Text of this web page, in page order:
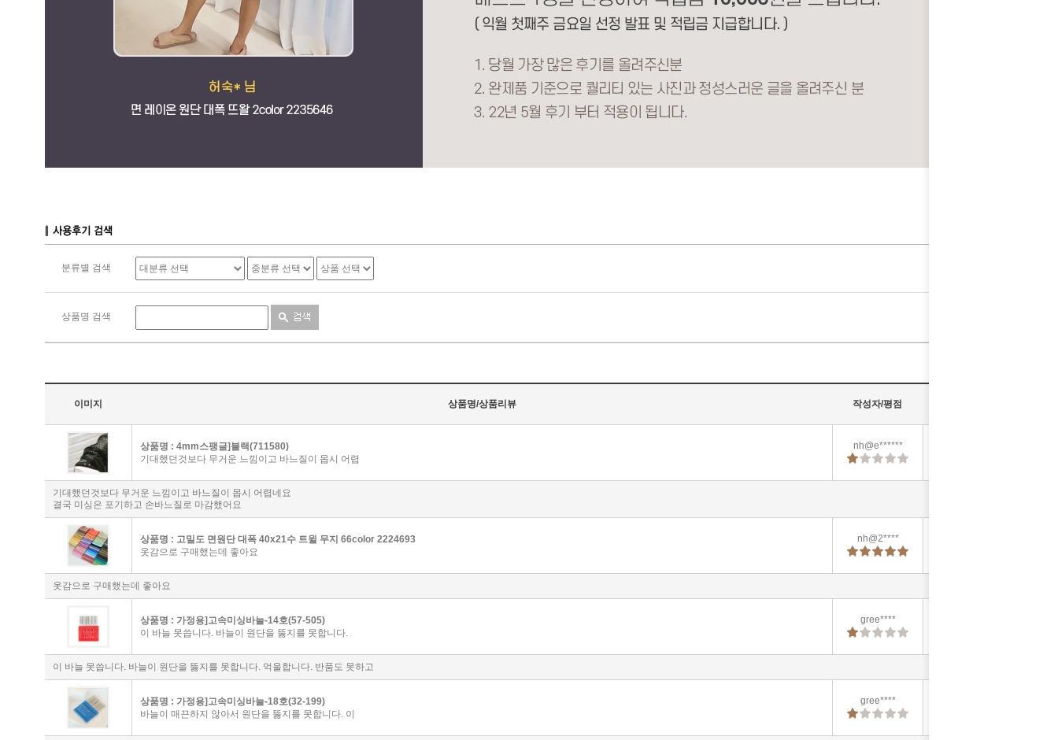
분류별 검색
상품명 검색
이미지 상품명/상품리뷰 작성자/평점
상품명 : 4mm스팽글]블랙(711580)
기대했던것보다 무거운 느낌이고 바느질이 몹시 어렵
nh@e******
기대했던것보다 무거운 느낌이고 바느질이 몹시 어렵네요
결국 미싱은 포기하고 손바느질로 마감했어요
상품명 : 고밀도 면원단 대폭 40x21수 트윌 무지 66color 2224693
옷감으로 구매했는데 좋아요
nh@2****
옷감으로 구매했는데 좋아요
상품명 : 가정용]고속미싱바늘-14호(57-505)
이 바늘 못씁니다. 바늘이 원단을 뚫지를 못합니다.
gree****
이 바늘 못씁니다. 바늘이 원단을 뚫지를 못합니다. 억울합니다. 반품도 못하고
상품명 : 가정용]고속미싱바늘-18호(32-199)
바늘이 매끈하지 않아서 원단을 뚫지를 못합니다. 이
gree****